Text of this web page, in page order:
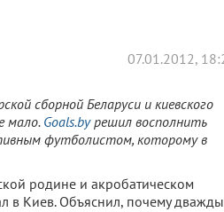
07.01.2012,
сборной Беларуси и киевского
мало. Goals.byрешил восполнить
футболистом, которому в
родине и акробатическом
в Киев. Объяснил, почему дважды